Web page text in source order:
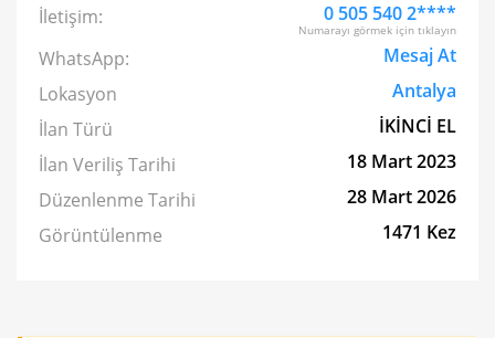
İletişim:
0 505 540 2****
Numarayı görmek için tıklayın
WhatsApp:
Mesaj At
Lokasyon
Antalya
İlan Türü
İKİNCİ EL
İlan Veriliş Tarihi
18 Mart 2023
Düzenlenme Tarihi
28 Mart 2026
Görüntülenme
1471 Kez